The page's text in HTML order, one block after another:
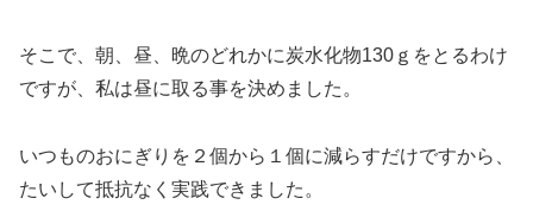
そこで、朝、昼、晩のどれかに炭水化物130ｇをとるわけ
ですが、私は昼に取る事を決めました。
いつものおにぎりを２個から１個に減らすだけですから、
たいして抵抗なく実践できました。